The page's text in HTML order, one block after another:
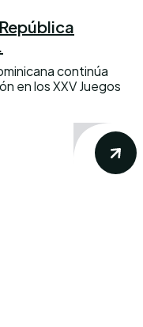
continúa
en los XXV Juegos